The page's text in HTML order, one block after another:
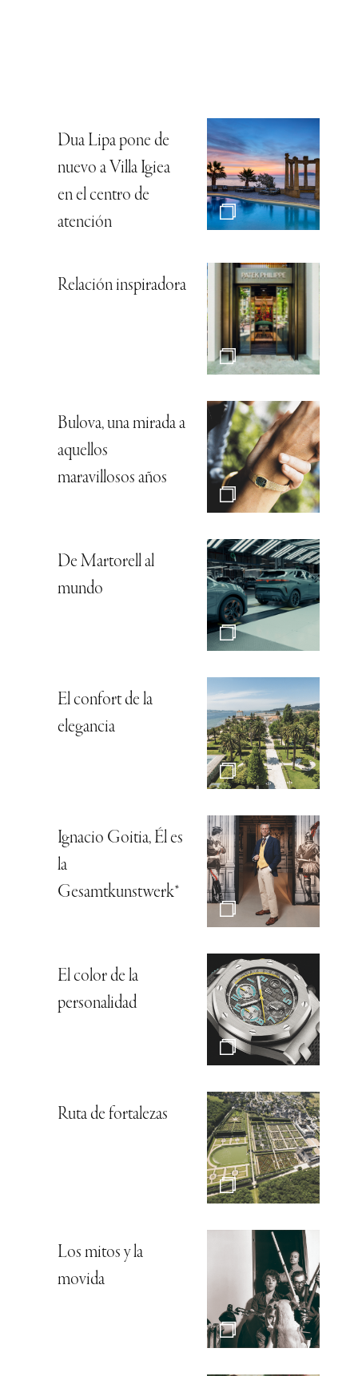
Dua Lipa pone de
nuevo a Villa Igiea
en el centro de
atención
Relación inspiradora
Bulova, una mirada a
aquellos
maravillosos años
De Martorell al
mundo
El confort de la
elegancia
Ignacio Goitia, Él es
la
Gesamtkunstwerk*
El color de la
personalidad
Ruta de fortalezas
Los mitos y la
movida